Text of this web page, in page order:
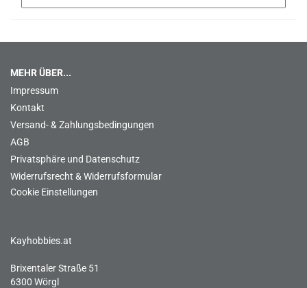
MEHR ÜBER...
Impressum
Kontakt
Versand- & Zahlungsbedingungen
AGB
Privatsphäre und Datenschutz
Widerrufsrecht & Widerrufsformular
Cookie Einstellungen
Kayhobbies.at
Brixentaler Straße 51
6300 Wörgl